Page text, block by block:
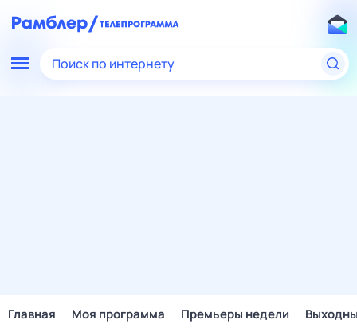
Поиск по интернету
Главная Моя программа Премьеры недели